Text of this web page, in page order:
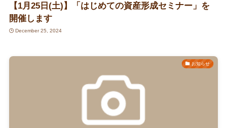
【1月25日(土)】「はじめての資産形成セミナー」を
開催します
December 25, 2024
お知らせ